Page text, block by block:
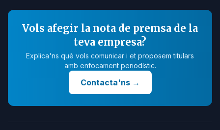
Vols afegir la nota de premsa de la
teva empresa?
Explica'ns què vols comunicar i et proposem titulars
amb enfocament periodístic.
Contacta'ns→